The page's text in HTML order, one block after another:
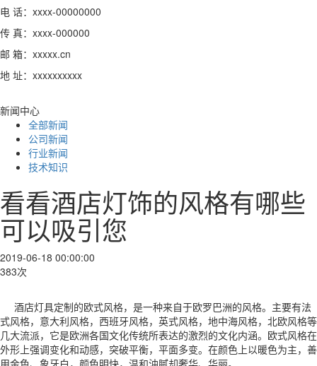
电 话：xxxx-00000000
传 真：xxxx-000000
邮 箱：xxxxx.cn
地 址：xxxxxxxxxx
新闻中心
全部新闻
公司新闻
行业新闻
技术知识
看看酒店灯饰的风格有哪些
可以吸引您
2019-06-18 00:00:00
383次
酒店灯具定制的欧式风格，是一种来自于欧罗巴洲的风格。主要有法
式风格，意大利风格，西班牙风格，英式风格，地中海风格，北欧风格等
几大流派，它是欧洲各国文化传统所表达的激烈的文化内涵。欧式风格在
外形上强调变化和动感，突破平衡，平面多变。在颜色上以暖色为主，善
用金色、象牙白，颜色明快，温和油腻却奢华、华丽。